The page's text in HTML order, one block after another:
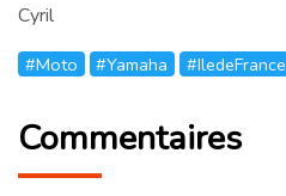
Cyril
#Moto #Yamaha #IledeFrance
Commentaires